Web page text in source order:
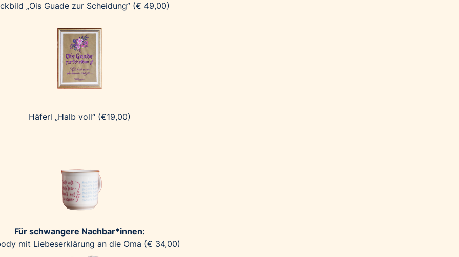
„Ois Guade zur Scheidung” (€ 49,00)
Häferl „Halb voll“ (€19,00)
Für schwangere Nachbar*innen:
mit Liebeserklärung an die Oma (€ 34,00)